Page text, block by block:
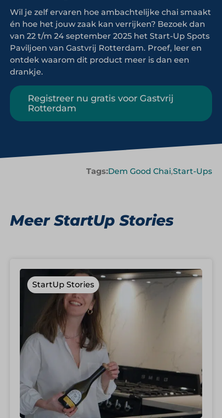
Wil je zelf ervaren hoe ambachtelijke chai smaakt
én hoe het jouw zaak kan verrijken? Bezoek dan
van 22 t/m 24 september 2025 het Start-Up Spots
Paviljoen van Gastvrij Rotterdam. Proef, leer en
ontdek waarom dit product meer is dan een
drankje.
Registreer nu gratis voor Gastvrij
Rotterdam
Tags:Dem Good Chai,Start-Ups
Meer StartUp Stories
StartUp Stories